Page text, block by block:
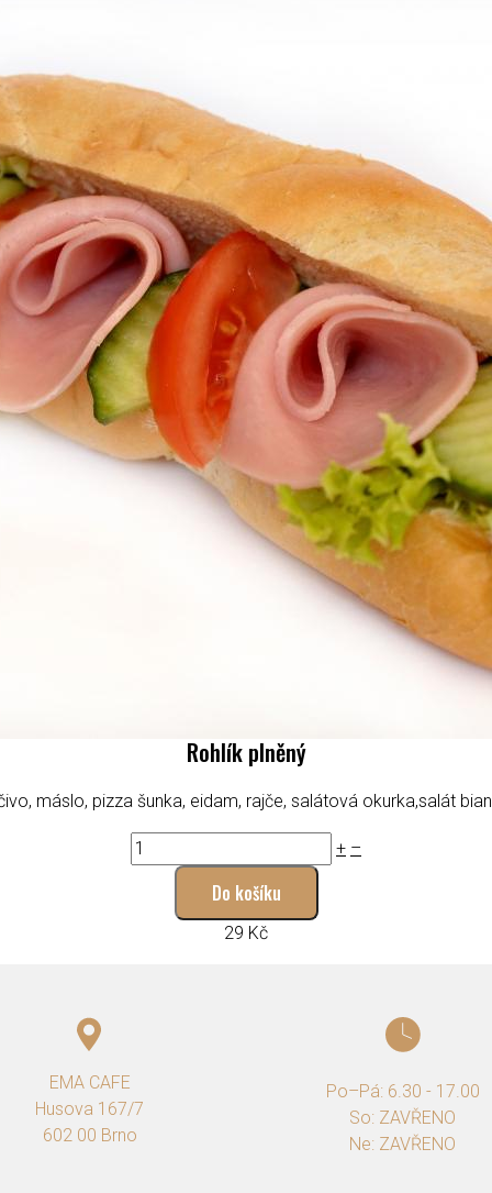
Rohlík plněný
máslo, pizza šunka, eidam, rajče, salátová okurka,salát
+ –
Do košíku
29 Kč
EMA CAFE
Husova 167/7
602 00 Brno
Po–Pá: 6.30 - 17.00
So: ZAVŘENO
Ne: ZAVŘENO